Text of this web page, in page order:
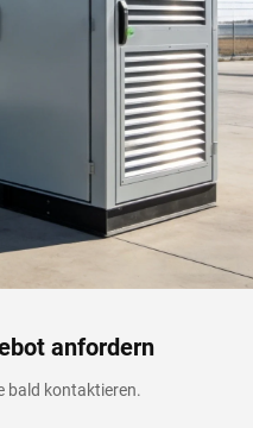
anfordern
bald kontaktieren.